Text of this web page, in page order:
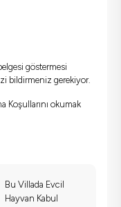
göstermesi
bildirmeniz gerekiyor.
Koşullarını okumak
Bu Villada Evcil
Hayvan Kabul